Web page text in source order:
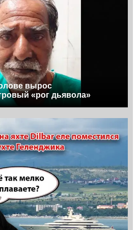
вырос
«рог дьявола»